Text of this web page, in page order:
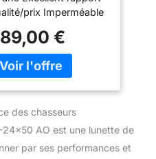
prix Imperméable
de l'article
€
des chasseurs
AO est une lunette de
par ses performances et